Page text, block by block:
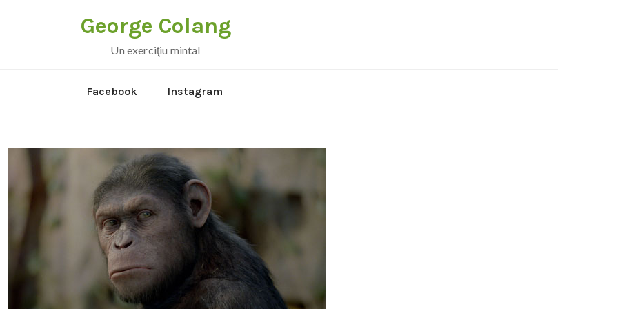
George Colang
Un exerciţiu mintal
Facebook Instagram